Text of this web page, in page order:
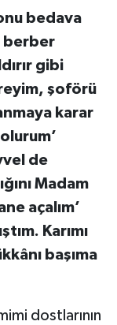
bedava
berber
gibi
şoförü
karar
de
Madam
açalım’
Karımı
başıma
dostlarının